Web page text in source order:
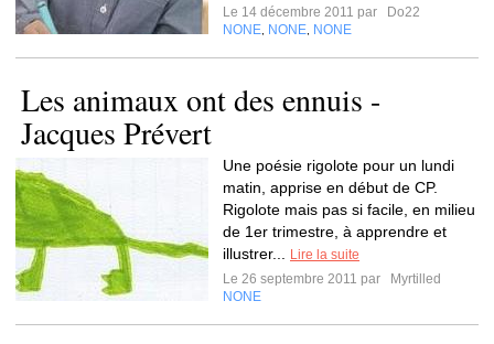
Le 14 décembre 2011 par
Do22
NONE NONE NONE
Les animaux ont des ennuis -
Jacques Prévert
Une poésie rigolote pour un lundi
matin, apprise en début de CP.
Rigolote mais pas si facile, en milieu
de 1er trimestre, à apprendre et
illustrer...
Lire la suite
Le 26 septembre 2011 par
Myrtilled
NONE